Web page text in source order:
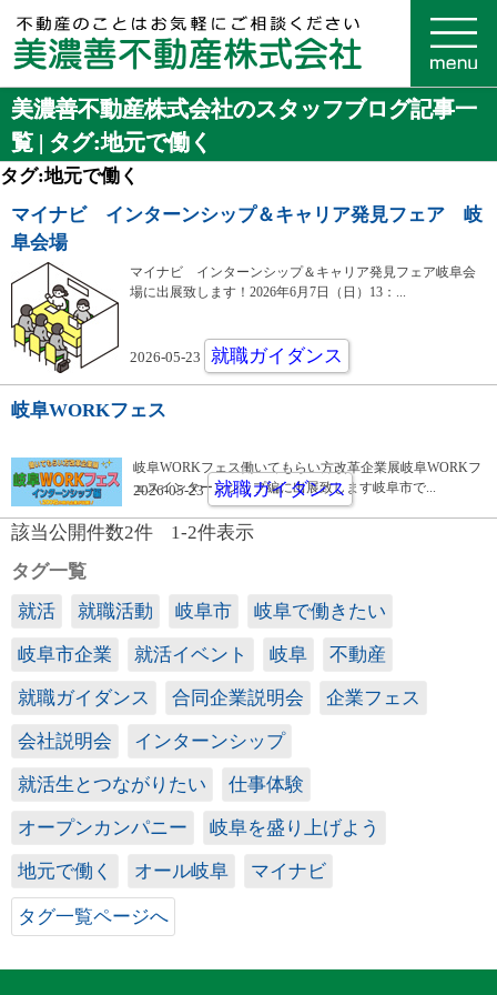
美濃善不動産株式会社のスタッフブログ記事一
覧 | タグ:地元で働く
タグ:地元で働く
マイナビ インターンシップ＆キャリア発見フェア 岐
阜会場
マイナビ インターンシップ＆キャリア発見フェア岐阜会
場に出展致します！2026年6月7日（日）13：...
2026-05-23 就職ガイダンス
岐阜WORKフェス
岐阜WORKフェス働いてもらい方改革企業展岐阜WORKフ
ェスインターンシップ編に出展致します岐阜市で...
2026-05-23 就職ガイダンス
該当公開件数2件 1-2件表示
タグ一覧
就活
就職活動 岐阜市 岐阜で働きたい
岐阜市企業 就活イベント 岐阜 不動産
就職ガイダンス 合同企業説明会 企業フェス
会社説明会 インターンシップ
就活生とつながりたい 仕事体験
オープンカンパニー 岐阜を盛り上げよう
地元で働く オール岐阜 マイナビ
タグ一覧ページへ